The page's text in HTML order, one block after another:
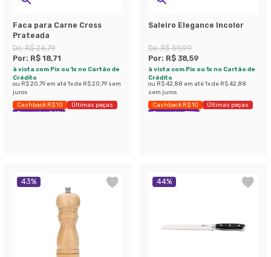
Faca para Carne Cross
Prateada
De:R$ 24,79
Por: R$ 18,71
à vista com Pix ou 1x no Cartão de
Crédito
ou R$ 20,79 em até1x de R$ 20,79 sem
juros
Cashback R$ 10
Últimas peças
Economize 24%
Saleiro Elegance Incolor
De:R$ 59,99
Por: R$ 38,59
à vista com Pix ou 1x no Cartão de
Crédito
ou R$ 42,88 em até1x de R$ 42,88
sem juros
Cashback R$ 10
Últimas peças
Economize 35%
43% 44%